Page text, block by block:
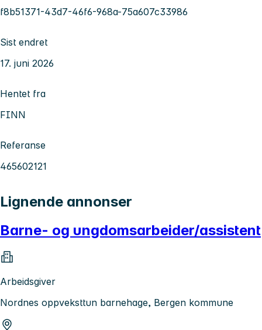
f8b51371-43d7-46f6-968a-75a607c33986
Sist endret
17. juni 2026
Hentet fra
FINN
Referanse
465602121
Lignende annonser
Barne- og ungdomsarbeider/assistent
Arbeidsgiver
Nordnes oppveksttun barnehage, Bergen kommune